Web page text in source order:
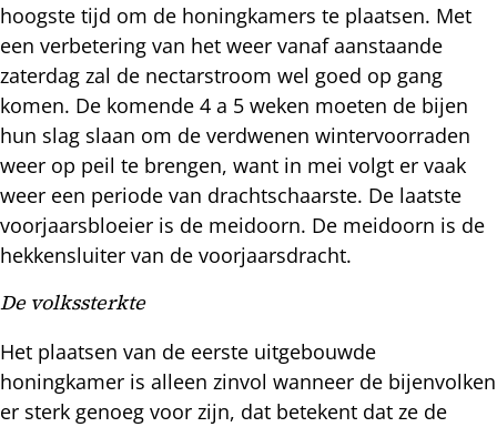
hoogste tijd om de honingkamers te plaatsen. Met
een verbetering van het weer vanaf aanstaande
zaterdag zal de nectarstroom wel goed op gang
komen. De komende 4 a 5 weken moeten de bijen
hun slag slaan om de verdwenen wintervoorraden
weer op peil te brengen, want in mei volgt er vaak
weer een periode van drachtschaarste. De laatste
voorjaarsbloeier is de meidoorn. De meidoorn is de
hekkensluiter van de voorjaarsdracht.
De volkssterkte
Het plaatsen van de eerste uitgebouwde
honingkamer is alleen zinvol wanneer de bijenvolken
er sterk genoeg voor zijn, dat betekent dat ze de